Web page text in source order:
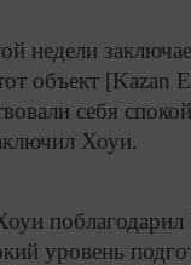
недели
объект [Kazan
себя
Хоуи.
уровень